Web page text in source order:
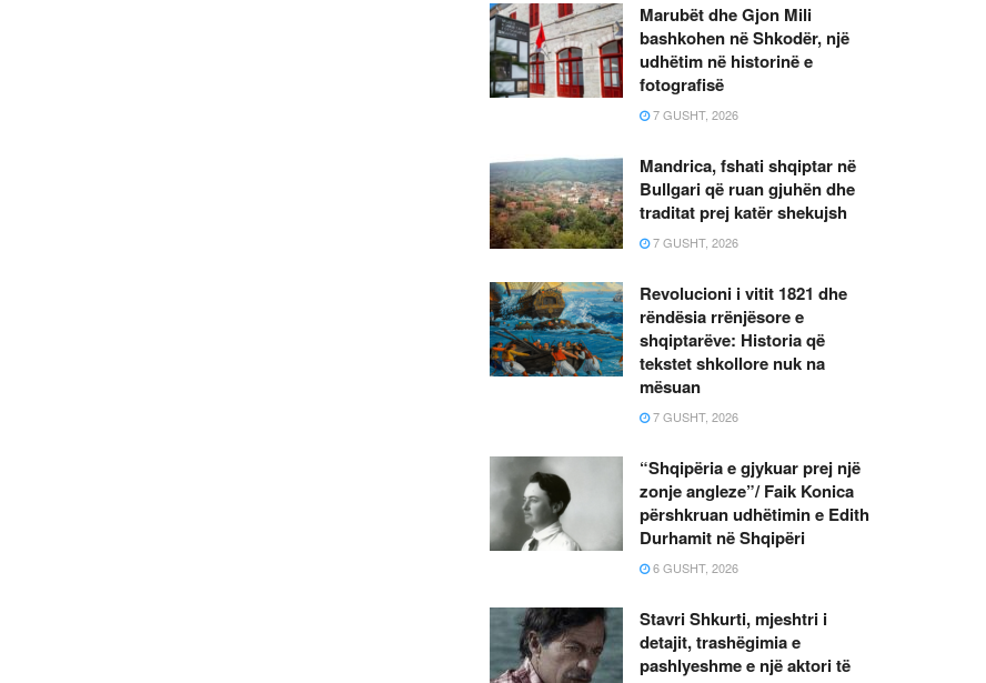
Marubët dhe Gjon Mili
bashkohen në Shkodër, një
udhëtim në historinë e
fotografisë
7 GUSHT, 2026
Mandrica, fshati shqiptar në
Bullgari që ruan gjuhën dhe
traditat prej katër shekujsh
7 GUSHT, 2026
Revolucioni i vitit 1821 dhe
rëndësia rrënjësore e
shqiptarëve: Historia që
tekstet shkollore nuk na
mësuan
7 GUSHT, 2026
“Shqipëria e gjykuar prej një
zonje angleze”/ Faik Konica
përshkruan udhëtimin e Edith
Durhamit në Shqipëri
6 GUSHT, 2026
Stavri Shkurti, mjeshtri i
detajit, trashëgimia e
pashlyeshme e një aktori të